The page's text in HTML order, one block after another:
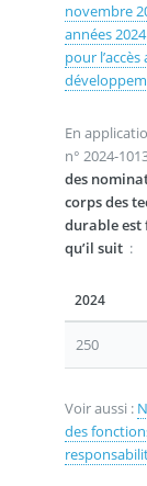
novembre
années
pour
En
n° 2024-
des
corps des
durable est
qu’il suit :
2024
250
Voir aussi :
des